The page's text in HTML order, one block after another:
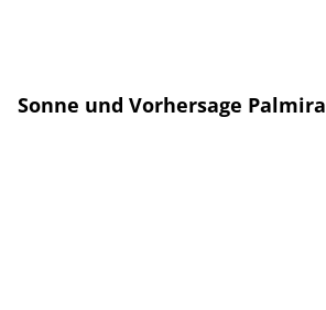
Sonne und Vorhersage Palmira